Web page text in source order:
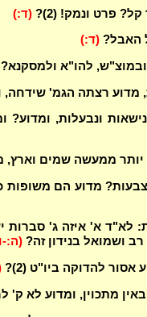
פרט ונמק! (2)? (ד:)
האבל?(ד:)
להו"א
רצתה הגמ' שידחה,
ונבעלות,
יותר ממעשה שמים וארץ,
מדוע הם משופות
לא"ד א' איזה ג' סברות
ושמואל בנידון זה? (ה:-
אסור להדוקה ביו"ט (2)?
מתכוין, ומדוע לא ק'